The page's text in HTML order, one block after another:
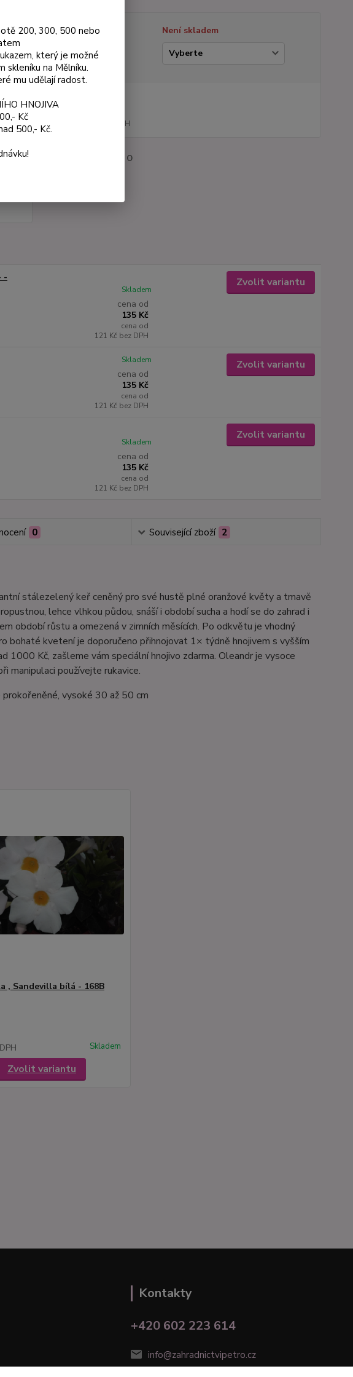
Dostupnost
Není skladem
Varianta
bez DPH
178 O
-
cena od
135 Kč
cena od
121 Kč bez DPH
Skladem
Zvolit variantu
cena od
135 Kč
cena od
121 Kč bez DPH
Skladem Zvolit variantu
cena od
135 Kč
cena od
121 Kč bez DPH
Skladem
Zvolit variantu
0 Související zboží 2
stálezelený keř ceněný pro své hustě plné oranžové květy a tmavě
lehce vlhkou půdou, snáší i období sucha a hodí se do zahrad i
období růstu a omezená v zimních měsících. Po odkvětu je vhodný
bohaté kvetení je doporučeno přihnojovat 1× týdně hnojivem s vyšším
1000 Kč, zašleme vám speciální hnojivo zdarma. Oleandr je vysoce
manipulaci používejte rukavice.
vysoké 30 až 50 cm
, Sandevilla bílá - 168B
Skladem
Zvolit variantu
Kontakty
+420 602 223 614
info@zahradnictvipetro.cz
200, 300, 500 nebo
který je možné
na Mělníku.
mu udělají radost.
HNOJIVA
Kč
500,- Kč.